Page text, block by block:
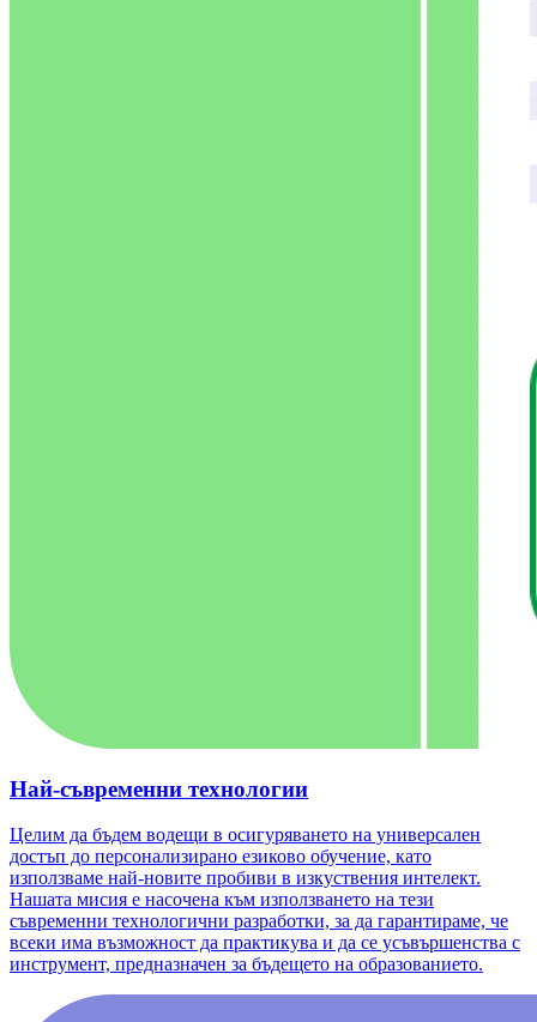
Най-съвременни технологии
Целим да бъдем водещи в осигуряването на универсален
достъп до персонализирано езиково обучение, като
използваме най-новите пробиви в изкуствения интелект.
Нашата мисия е насочена към използването на тези
съвременни технологични разработки, за да гарантираме, че
всеки има възможност да практикува и да се усъвършенства с
инструмент, предназначен за бъдещето на образованието.